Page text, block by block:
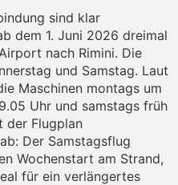
sind klar
dem 1. Juni 2026 dreimal
nach Rimini. Die
und Samstag. Laut
Maschinen montags um
Uhr und samstags früh
der Flugplan
Der Samstagsflug
Wochenstart am Strand,
für ein verlängertes